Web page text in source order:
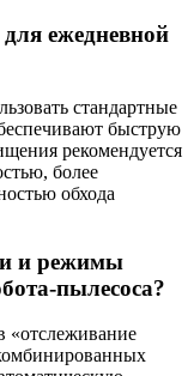
ежедневной
стандартные
быструю
рекомендуется
более
обхода
и режимы
пылесоса?
«отслеживание